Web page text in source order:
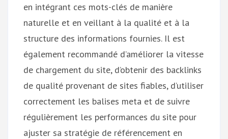
en intégrant ces mots-clés de manière
naturelle et en veillant à la qualité et à la
structure des informations fournies. Il est
également recommandé d’améliorer la vitesse
de chargement du site, d’obtenir des backlinks
de qualité provenant de sites fiables, d’utiliser
correctement les balises meta et de suivre
régulièrement les performances du site pour
ajuster sa stratégie de référencement en